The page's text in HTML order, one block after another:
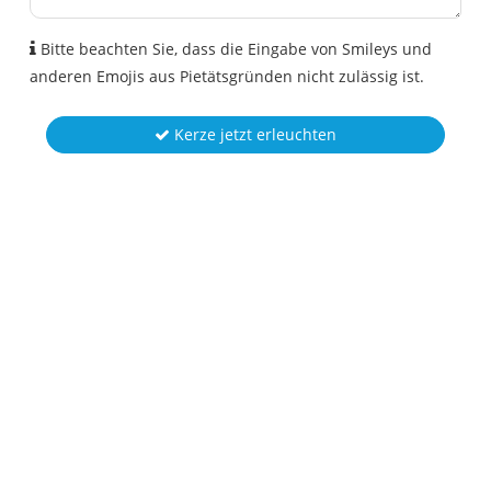
Bitte beachten Sie, dass die Eingabe von Smileys und
anderen Emojis aus Pietätsgründen nicht zulässig ist.
Kerze jetzt erleuchten